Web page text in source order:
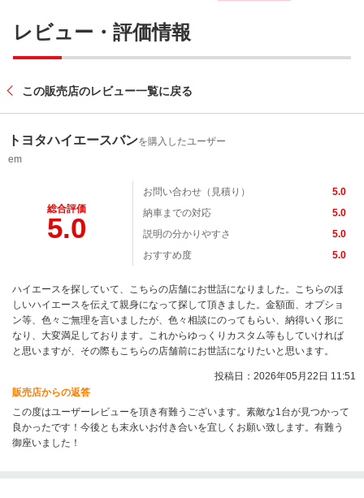
レビュー・評価情報
この販売店のレビュー一覧に戻る
トヨタハイエースバンを購入したユーザー
em
総合評価
5.0
お問い合わせ（見積り）
5.0
納車までの対応
5.0
説明の分かりやすさ
5.0
おすすめ度
5.0
ハイエースを探していて、こちらの店舗にお世話になりました。こちらのほ
しいハイエースを伝えて親身になって探して頂きました。金額面、オプショ
ン等、色々ご無理を言いましたが、色々相談にのってもらい、納得いく形に
なり、大変満足しております。これからゆっくりカスタム等もしていければ
と思いますが、その際もこちらの店舗前にお世話になりたいと思います。
投稿日：2026年05月22日 11:51
販売店からの返答
この度はユーザーレビューを頂き有難うございます。素敵な1台が見つかって
良かったです！今後とも末永いお付き合いを宜しくお願い致します。有難う
御座いました！